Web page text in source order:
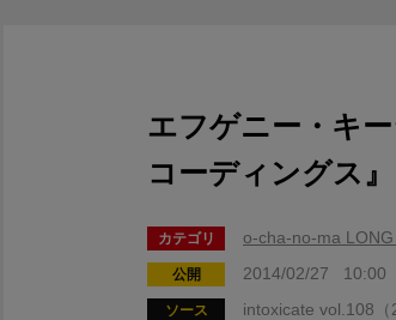
エフゲニー・キ
コーディングス』
カテゴリ o-cha-no-ma
公開 2014/02/27 10:00
ソース intoxicate vol.108（